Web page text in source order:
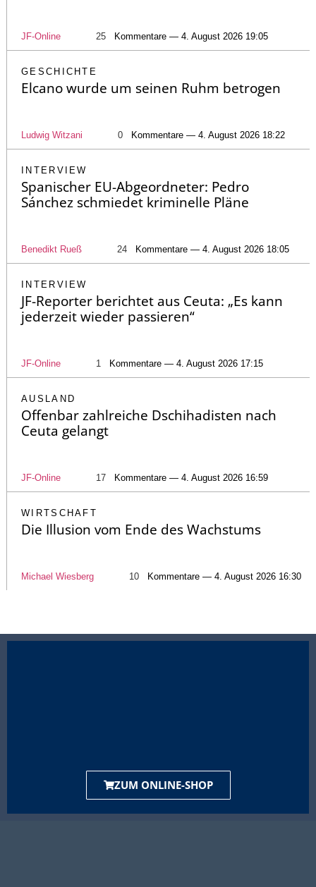
JF-Online 25 Kommentare — 4. August 2026 19:05
GESCHICHTE
Elcano wurde um seinen Ruhm betrogen
Ludwig Witzani 0 Kommentare — 4. August 2026 18:22
INTERVIEW
Spanischer EU-Abgeordneter: Pedro
Sánchez schmiedet kriminelle Pläne
Benedikt Rueß 24 Kommentare — 4. August 2026 18:05
INTERVIEW
JF-Reporter berichtet aus Ceuta: „Es kann
jederzeit wieder passieren“
JF-Online 1 Kommentare — 4. August 2026 17:15
AUSLAND
Offenbar zahlreiche Dschihadisten nach
Ceuta gelangt
JF-Online 17 Kommentare — 4. August 2026 16:59
WIRTSCHAFT
Die Illusion vom Ende des Wachstums
Michael Wiesberg 10 Kommentare — 4. August 2026 16:30
ZUM ONLINE-SHOP